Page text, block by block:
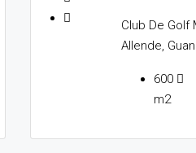
Club De Golf
Allende,
600
m2